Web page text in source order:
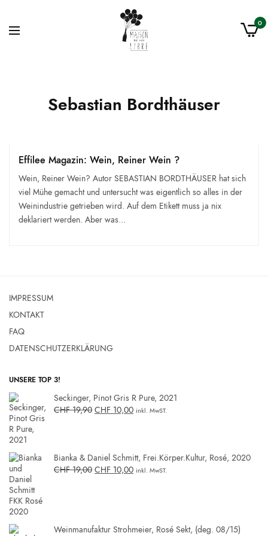
0
Sebastian Bordthäuser
Effilee Magazin: Wein, Reiner Wein ?
Wein, Reiner Wein? Autor SEBAS­TIAN BORDTHÄUSER hat sich
viel Mühe gemacht und untersucht was eigentlich so alles in der
Weinindustrie getrieben wird. Auf dem Etikett muss ja nix
deklariert werden. Aber was…
IMPRESSUM
KONTAKT
FAQ
DATENSCHUTZERKLÄRUNG
UNSERE TOP 3!
Seckinger, Pinot Gris R Pure, 2021
CHF19,90 CHF 10,00 inkl. MwST.
Bianka & Daniel Schmitt, Frei.Körper.Kultur, Rosé, 2020
CHF19,00 CHF 10,00 inkl. MwST.
Weinmanufaktur Strohmeier, Rosé Sekt, (deg. 08/15)